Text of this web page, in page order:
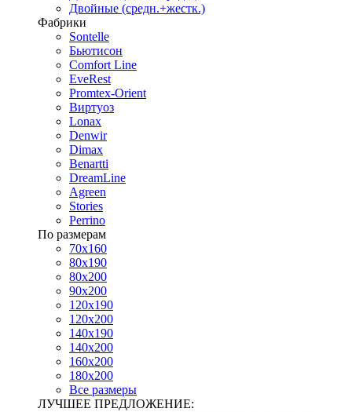
Двойные (средн.+жестк.)
Фабрики
Sontelle
Бьютисон
Comfort Line
EveRest
Promtex-Orient
Виртуоз
Lonax
Denwir
Dimax
Benartti
DreamLine
Agreen
Stories
Perrino
По размерам
70х160
80х190
80х200
90х200
120х190
120х200
140х190
140х200
160х200
180х200
Все размеры
ЛУЧШЕЕ ПРЕДЛОЖЕНИЕ: